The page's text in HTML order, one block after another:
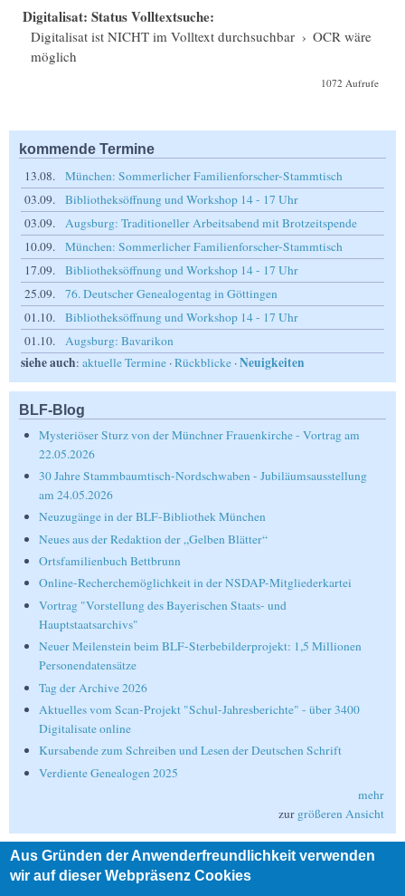
Digitalisat: Status Volltextsuche:
Digitalisat ist NICHT im Volltext durchsuchbar › OCR wäre
möglich
1072 Aufrufe
kommende Termine
13.08.
München: Sommerlicher Familienforscher-Stammtisch
03.09.
Bibliotheksöffnung und Workshop 14 - 17 Uhr
03.09.
Augsburg: Traditioneller Arbeitsabend mit Brotzeitspende
10.09.
München: Sommerlicher Familienforscher-Stammtisch
17.09.
Bibliotheksöffnung und Workshop 14 - 17 Uhr
25.09.
76. Deutscher Genealogentag in Göttingen
01.10.
Bibliotheksöffnung und Workshop 14 - 17 Uhr
01.10.
Augsburg: Bavarikon
siehe auch: aktuelle Termine ·Rückblicke ·Neuigkeiten
BLF-Blog
Mysteriöser Sturz von der Münchner Frauenkirche - Vortrag am
22.05.2026
30 Jahre Stammbaumtisch-Nordschwaben - Jubiläumsausstellung
am 24.05.2026
Neuzugänge in der BLF-Bibliothek München
Neues aus der Redaktion der „Gelben Blätter“
Ortsfamilienbuch Bettbrunn
Online-Recherchemöglichkeit in der NSDAP-Mitgliederkartei
Vortrag "Vorstellung des Bayerischen Staats- und
Hauptstaatsarchivs"
Neuer Meilenstein beim BLF-Sterbebilderprojekt: 1,5 Millionen
Personendatensätze
Tag der Archive 2026
Aktuelles vom Scan-Projekt "Schul-Jahresberichte" - über 3400
Digitalisate online
Kursabende zum Schreiben und Lesen der Deutschen Schrift
Verdiente Genealogen 2025
mehr
zur größeren Ansicht
Suche
Suche
Aus Gründen der Anwenderfreundlichkeit verwenden
wir auf dieser Webpräsenz Cookies